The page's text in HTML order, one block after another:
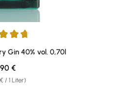
von 4.77 von 5 Sternen
Gin 40% vol. 0,70l
/ 1 Liter)
Preis:
€